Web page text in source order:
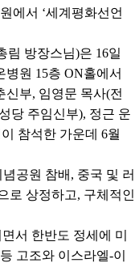
에서 ‘세계평화선언
림 방장스님)은 16일
병원 15층 ON홀에서
신부, 임영문 목사(전
당 주임신부), 정근 운
참석한 가운데 6월
공원 참배 , 중국 및 러
로 상정하고, 구체적인
서 한반도 정세에 미
고조와 이스라엘-이